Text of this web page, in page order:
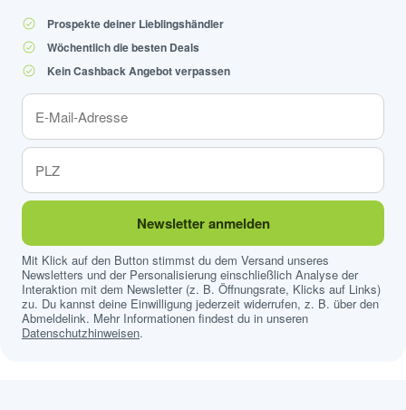
Prospekte deiner Lieblingshändler
Wöchentlich die besten Deals
Kein Cashback Angebot verpassen
Newsletter anmelden
Mit Klick auf den Button stimmst du dem Versand unseres
Newsletters und der Personalisierung einschließlich Analyse der
Interaktion mit dem Newsletter (z. B. Öffnungsrate, Klicks auf Links)
zu. Du kannst deine Einwilligung jederzeit widerrufen, z. B. über den
Abmeldelink. Mehr Informationen findest du in unseren
Datenschutzhinweisen.